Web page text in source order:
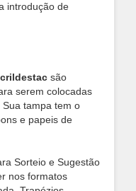
introdução de
são
serem colocadas
tampa tem o
e papeis de
Sorteio e Sugestão
nos formatos